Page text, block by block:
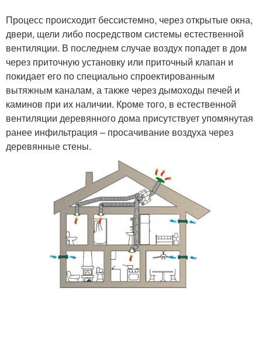
Процесс происходит бессистемно, через открытые окна,
двери, щели либо посредством системы естественной
вентиляции. В последнем случае воздух попадет в дом
через приточную установку или приточный клапан и
покидает его по специально спроектированным
вытяжным каналам, а также через дымоходы печей и
каминов при их наличии. Кроме того, в естественной
вентиляции деревянного дома присутствует упомянутая
ранее инфильтрация – просачивание воздуха через
деревянные стены.